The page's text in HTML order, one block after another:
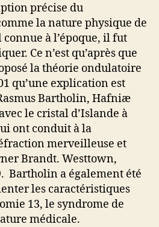
précise du
la nature physique de
à l’époque, il fut
Ce n’est qu’après que
la théorie ondulatoire
qu’une explication est
Bartholin, Hafniæ
le cristal d’Islande à
ont conduit à la
merveilleuse et
Brandt. Westtown,
Bartholin a également été
les caractéristiques
13, le syndrome de
médicale.